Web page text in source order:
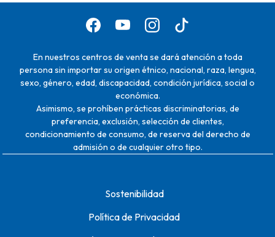
En nuestros centros de venta se dará atención a toda
persona sin importar su origen étnico, nacional, raza, lengua,
sexo, género, edad, discapacidad, condición jurídica, social o
económica.
Asimismo, se prohíben prácticas discriminatorias, de
preferencia, exclusión, selección de clientes,
condicionamiento de consumo, de reserva del derecho de
admisión o de cualquier otro tipo.
Sostenibilidad
Política de Privacidad